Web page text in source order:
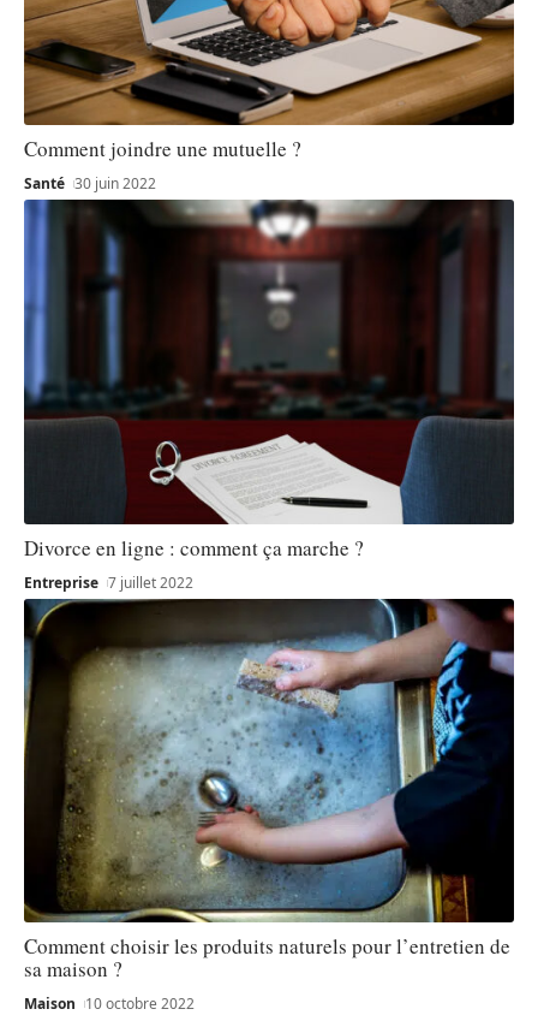
Comment joindre une mutuelle ?
Santé 30 juin 2022
Divorce en ligne : comment ça marche ?
Entreprise 7 juillet 2022
Comment choisir les produits naturels pour l’entretien de
sa maison ?
Maison 10 octobre 2022